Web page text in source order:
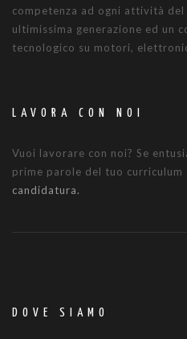
competenza ad ogni attività
ultimissima generazione ed un
tecnologico su motori,
LAVORA CON NOI
Vuoi lavorare con noi? Se
prime parole del tuo curriculum
candidatura.
DOVE SIAMO